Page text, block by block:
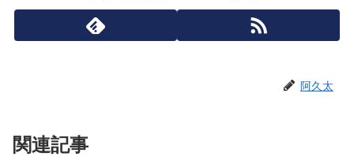
阿久太
関連記事